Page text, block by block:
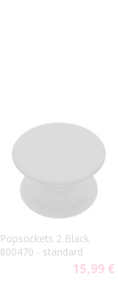
Popsockets 2 Black
800470 - standard
15,99 €